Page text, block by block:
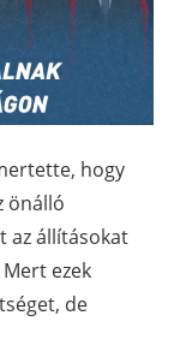
hogy
önálló
az állításokat
ezek
de